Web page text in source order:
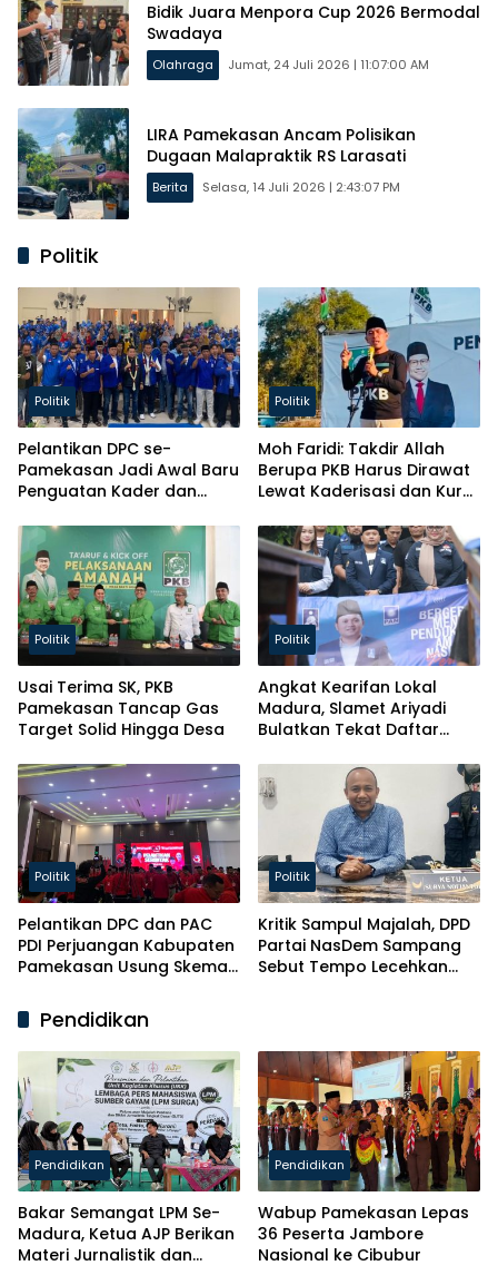
Bidik Juara Menpora Cup 2026 Bermodal
Swadaya
Olahraga Jumat, 24 Juli 2026 | 11:07:00 AM
LIRA Pamekasan Ancam Polisikan
Dugaan Malapraktik RS Larasati
Berita Selasa, 14 Juli 2026 | 2:43:07 PM
Politik
Politik
Pelantikan DPC se-
Pamekasan Jadi Awal Baru
Penguatan Kader dan
Politik
Moh Faridi: Takdir Allah
Berupa PKB Harus Dirawat
Lewat Kaderisasi dan Kursi
Politik
Usai Terima SK, PKB
Pamekasan Tancap Gas
Target Solid Hingga Desa
Politik
Angkat Kearifan Lokal
Madura, Slamet Ariyadi
Bulatkan Tekat Daftar
Politik
Pelantikan DPC dan PAC
PDI Perjuangan Kabupaten
Pamekasan Usung Skema
Politik
Kritik Sampul Majalah, DPD
Partai NasDem Sampang
Sebut Tempo Lecehkan
Pendidikan
Pendidikan
Bakar Semangat LPM Se-
Madura, Ketua AJP Berikan
Materi Jurnalistik dan
Pendidikan
Wabup Pamekasan Lepas
36 Peserta Jambore
Nasional ke Cibubur